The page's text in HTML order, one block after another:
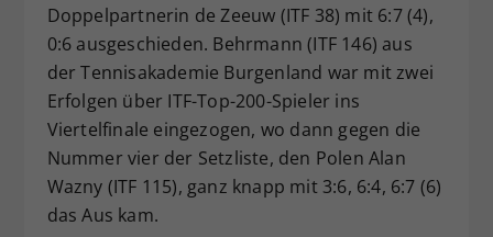
Doppelpartnerin de Zeeuw (ITF 38) mit 6:7 (4),
0:6 ausgeschieden. Behrmann (ITF 146) aus
der Tennisakademie Burgenland war mit zwei
Erfolgen über ITF-Top-200-Spieler ins
Viertelfinale eingezogen, wo dann gegen die
Nummer vier der Setzliste, den Polen Alan
Wazny (ITF 115), ganz knapp mit 3:6, 6:4, 6:7 (6)
das Aus kam.